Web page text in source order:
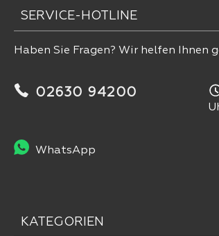
SERVICE-HOTLINE
Haben Sie Fragen? Wir helfen Ihnen
02630 94200
WhatsApp
KATEGORIEN